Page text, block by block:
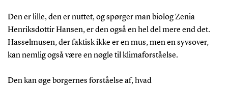
Den er lille, den er nuttet, og spørger man biolog Zenia
Henriksdottir Hansen, er den også en hel del mere end det.
Hasselmusen, der faktisk ikke er en mus, men en syvsover,
kan nemlig også være en nøgle til klimaforståelse.
Den kan øge borgernes forståelse af, hvad